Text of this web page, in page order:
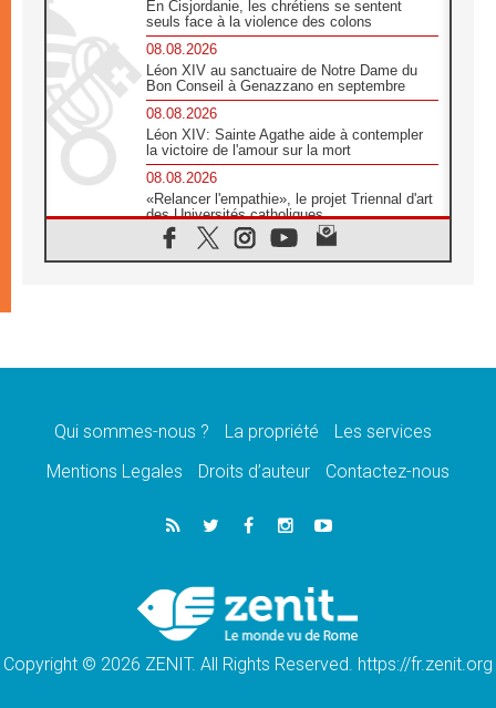
En Cisjordanie, les chrétiens se sentent
seuls face à la violence des colons
08.08.2026
Léon XIV au sanctuaire de Notre Dame du
Bon Conseil à Genazzano en septembre
08.08.2026
Léon XIV: Sainte Agathe aide à contempler
la victoire de l'amour sur la mort
08.08.2026
«Relancer l'empathie», le projet Triennal d'art
des Universités catholiques
08.08.2026
Signis 2026, donner la parole aux religieuses
07.08.2026
07.08.2026
de l'Assomption et mémoire nationale
«La paix commence par l'empathie» estime
le cardinal Parolin
En Colombie, «la paix ne s'achète pas avec
une signature»
Qui sommes-nous ? La propriété
Les services
Mentions Legales
Droits d’auteur Contactez-nous
Copyright © 2026 ZENIT. All Rights Reserved. https://fr.zenit.org